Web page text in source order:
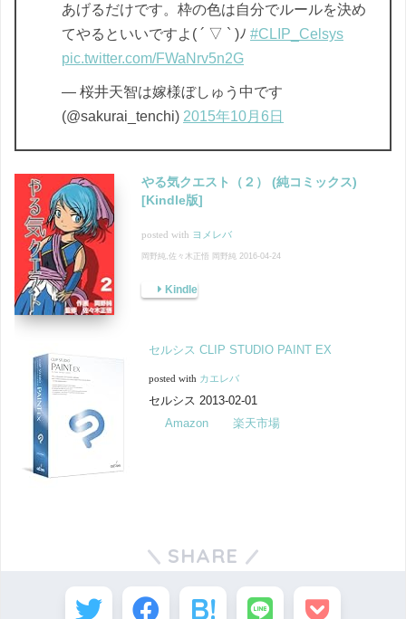
あげるだけです。枠の色は自分でルールを決め
てやるといいですよ( ´ ▽ ` )ﾉ #CLIP_Celsys
pic.twitter.com/FWaNrv5n2G
— 桜井天智は嫁様ぼしゅう中です
(@sakurai_tenchi) 2015年10月6日
やる気クエスト（２） (純コミックス)
[Kindle版]
posted with ヨメレバ
岡野純,佐々木正悟 岡野純 2016-04-24
Kindle
セルシス CLIP STUDIO PAINT EX
posted with カエレバ
セルシス 2013-02-01
Amazon
楽天市場
SHARE